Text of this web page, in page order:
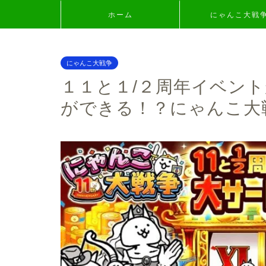
ホーム にゃんこ大戦
にゃんこ大戦争
１１と１/２周年イベン
ができる！？にゃんこ大